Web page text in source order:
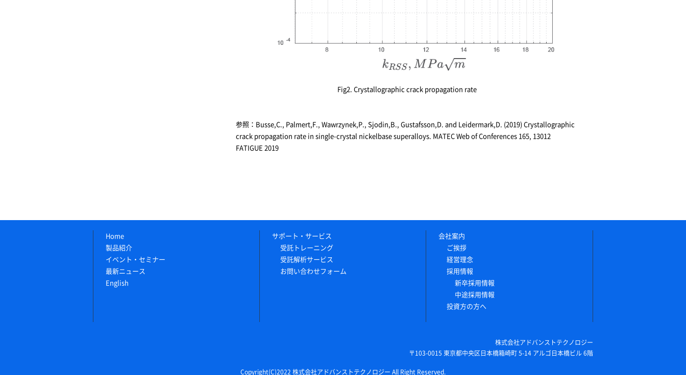
Fig2. Crystallographic crack propagation rate
参照：Busse,C., Palmert,F., Wawrzynek,P., Sjodin,B., Gustafsson,D. and Leidermark,D. (2019) Crystallographic
crack propagation rate in single-crystal nickelbase superalloys. MATEC Web of Conferences 165, 13012
FATIGUE 2019
Home
製品紹介
イベント・セミナー
最新ニュース
English
サポート・サービス
受託トレーニング
受託解析サービス
お問い合わせフォーム
会社案内
ご挨拶
経営理念
採用情報
新卒採用情報
中途採用情報
投資方の方へ
株式会社アドバンストテクノロジー
〒103-0015 東京都中央区日本橋箱崎町 5-14 アルゴ日本橋ビル 6階
Copyright(C)2022 株式会社アドバンストテクノロジー All Right Reserved.